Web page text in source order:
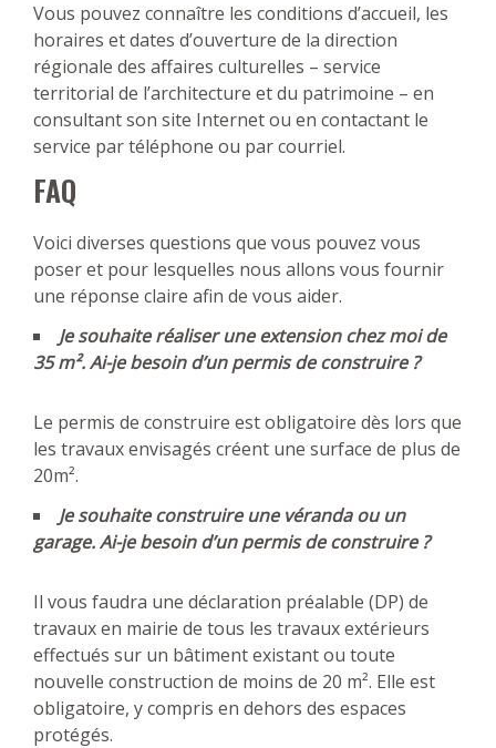
Vous pouvez connaître les conditions d’accueil, les
horaires et dates d’ouverture de la direction
régionale des affaires culturelles – service
territorial de l’architecture et du patrimoine – en
consultant son site Internet ou en contactant le
service par téléphone ou par courriel.
FAQ
Voici diverses questions que vous pouvez vous
poser et pour lesquelles nous allons vous fournir
une réponse claire afin de vous aider.
Je souhaite réaliser une extension chez moi de
35 m². Ai-je besoin d’un permis de construire ?
Le permis de construire est obligatoire dès lors que
les travaux envisagés créent une surface de plus de
20m².
Je souhaite construire une véranda ou un
garage. Ai-je besoin d’un permis de construire ?
Il vous faudra une déclaration préalable (DP) de
travaux en mairie de tous les travaux extérieurs
effectués sur un bâtiment existant ou toute
nouvelle construction de moins de 20 m². Elle est
obligatoire, y compris en dehors des espaces
protégés.